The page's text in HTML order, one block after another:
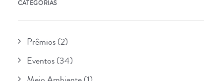
CATEGORIAS
Prêmios(2)
Eventos(34)